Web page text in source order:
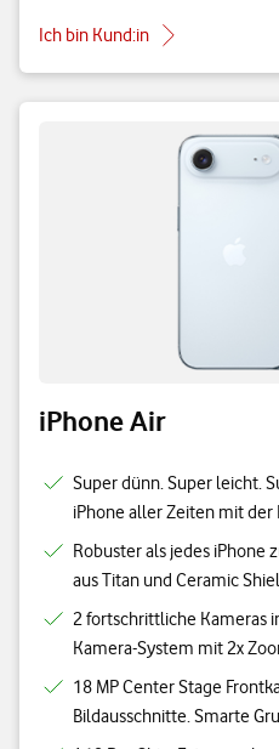
Ich bin Kund:in
iPhone Air
Super dünn. Super leicht.
iPhone aller Zeiten mit der
Robuster als jedes iPhone
aus Titan und Ceramic
2 fortschrittliche Kameras
Kamera-System mit 2x
18 MP Center Stage
Bildausschnitte. Smarte